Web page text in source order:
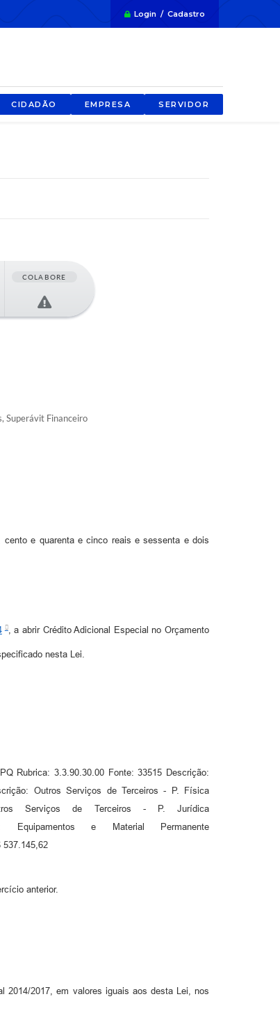
Login / Cadastro
CIDADÃO EMPRESA SERVIDOR
COLABORE
Superávit Financeiro
cento e quarenta e cinco reais e sessenta e dois
, a abrir Crédito Adicional Especial no Orçamento
nesta Lei.
Rubrica: 3.3.90.30.00 Fonte: 33515 Descrição:
Outros Serviços de Terceiros - P. Física
Serviços de Terceiros - P. Jurídica
Equipamentos e Material Permanente
anterior.
2014/2017, em valores iguais aos desta Lei, nos